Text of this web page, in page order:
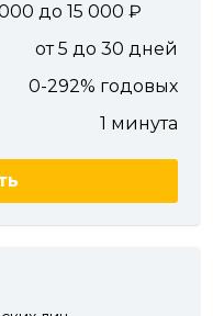
до 15 000
от 5 до 30 дней
0-292% годовых
1 минута